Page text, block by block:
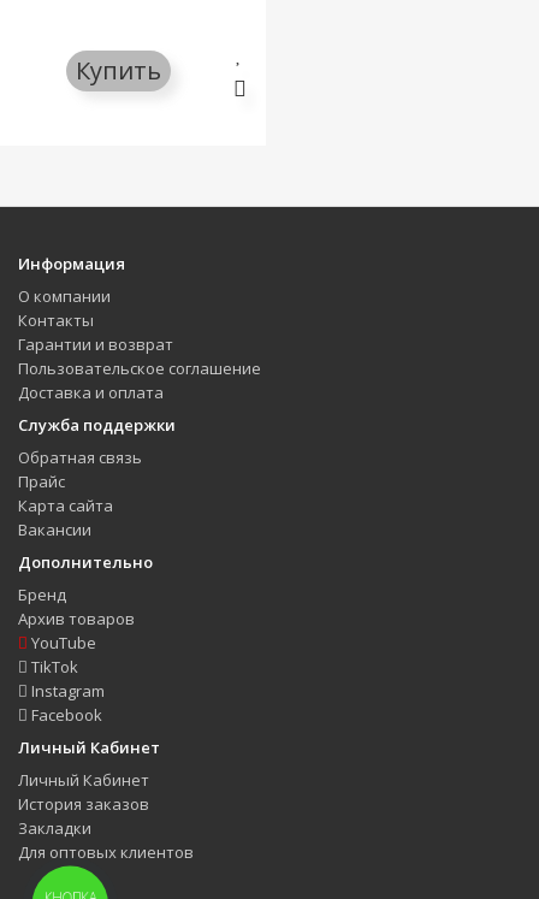
Купить
Информация
О компании
Контакты
Гарантии и возврат
Пользовательское соглашение
Доставка и оплата
Служба поддержки
Обратная связь
Прайс
Карта сайта
Вакансии
Дополнительно
Бренд
Архив товаров
YouTube
TikTok
Instagram
Facebook
Личный Кабинет
Личный Кабинет
История заказов
Закладки
Для оптовых клиентов